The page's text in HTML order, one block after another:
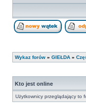
Wykaz forów » GIEŁDA »
Kto jest online
Użytkownicy przeglądający to